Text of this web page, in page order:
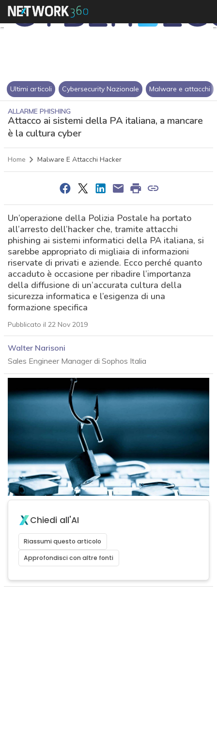
Ultimi articoli Cybersecurity Nazionale Malware e attacchi
ALLARME PHISHING
Attacco ai sistemi della PA italiana, a mancare
è la cultura cyber
Home Malware E Attacchi Hacker
Un’operazione della Polizia Postale ha portato
all’arresto dell’hacker che, tramite attacchi
phishing ai sistemi informatici della PA italiana, si
sarebbe appropriato di migliaia di informazioni
riservate di privati e aziende. Ecco perché quanto
accaduto è occasione per ribadire l’importanza
della diffusione di un’accurata cultura della
sicurezza informatica e l’esigenza di una
formazione specifica
Pubblicato il 22 Nov 2019
Walter Narisoni
Sales Engineer Manager di Sophos Italia
Chiedi all'AI
Riassumi questo articolo
Approfondisci con altre fonti